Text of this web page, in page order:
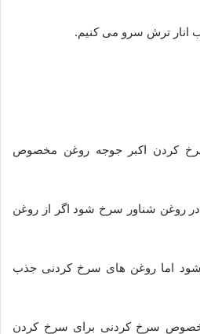
انار ترش سرو می کنیم.
کردن اکبر جوجه روغن مخصوص
در روغن شناور سرخ شود اگر از روغن
اما روغن های سرخ کردنی جذب
سرخ کردنی برای سرخ کردن